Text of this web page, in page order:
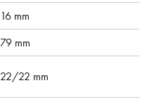
16 mm
79 mm
22/22 mm